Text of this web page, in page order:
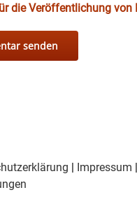
die Veröffentlichung von
| Impressum |